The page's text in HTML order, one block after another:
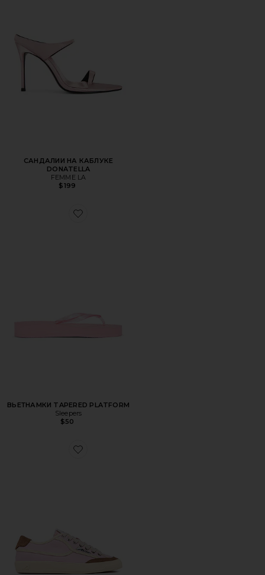
САНДАЛИИ НА КАБЛУКЕ
DONATELLA
FEMME LA
$199
Favorite ВЬЕТНАМКИ TAPERED PLATFORM
ВЬЕТНАМКИ TAPERED PLATFORM
Sleepers
$50
Favorite КРОССОВКИ WINDSCAPE LOW